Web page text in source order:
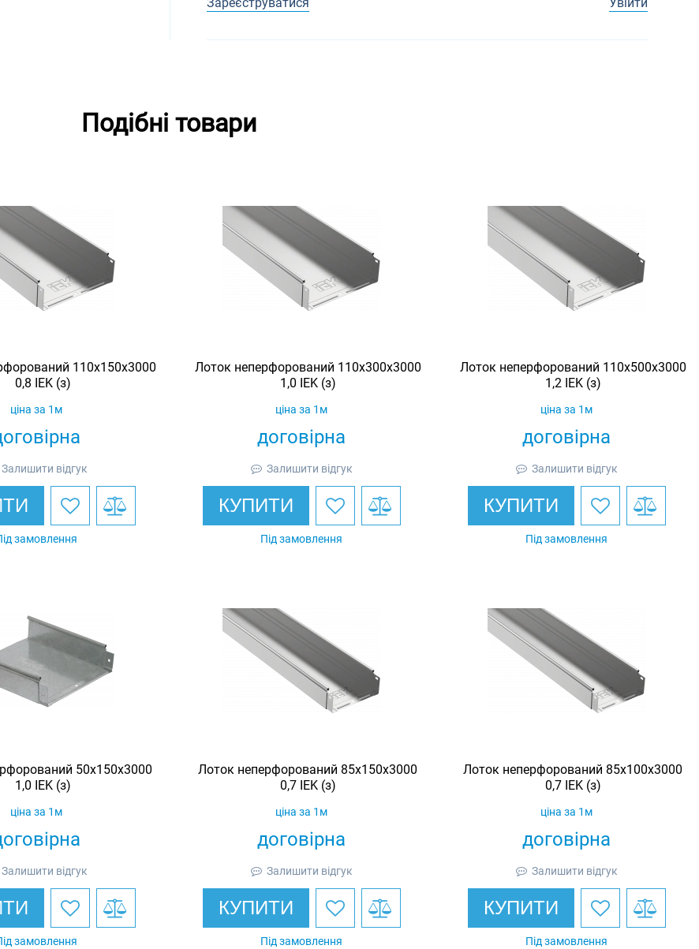
Подібні товари
110х150х3000
0,8 IEK (з)
ціна за 1м
Залишити відгук
замовлення
Лоток неперфорований 110х300х3000
1,0 IEK (з)
договірна
ціна за 1м
Залишити відгук
КУПИТИ
Під замовлення
Лоток неперфорований 110х500х3000
1,2 IEK (з)
договірна
ціна за 1м
Залишити відгук
КУПИТИ
Під замовлення
50х150х3000
1,0 IEK (з)
ціна за 1м
Залишити відгук
замовлення
Лоток неперфорований 85x150х3000
0,7 IEK (з)
договірна
ціна за 1м
Залишити відгук
КУПИТИ
Під замовлення
Лоток неперфорований 85х100х3000
0,7 IEK (з)
договірна
ціна за 1м
Залишити відгук
КУПИТИ
Під замовлення